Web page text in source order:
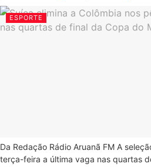
ESPORTE
Da Redação Rádio Aruanã FM A
terça-feira a última vaga nas quartas